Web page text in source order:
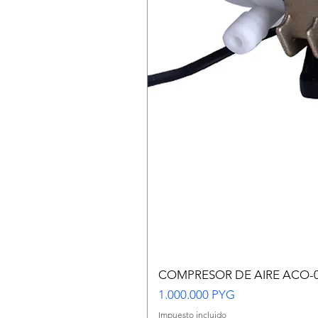
COMPRESOR DE AIRE ACO-
Precio
1.000.000 PYG
Impuesto incluido